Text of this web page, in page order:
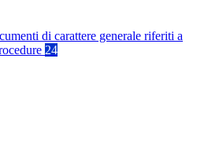
di carattere generale riferiti a
24